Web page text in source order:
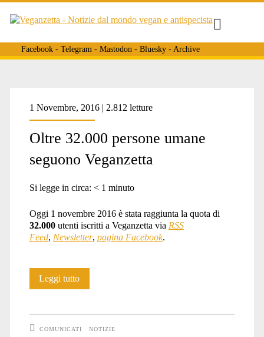
Facebook- Telegram- Mastodon- Bluesky- Archive
Tag:
<span>iscritti
veganzetta</span>
1 Novembre, 2016 | 2.812 letture
Oltre 32.000 persone umane
seguono Veganzetta
Si legge in circa: < 1 minuto
Oggi 1 novembre 2016 è stata raggiunta la quota di
32.000utenti iscritti a Veganzetta via RSS
Feed, Newsletter, pagina Facebook.
Leggi tuttoOltre
COMUNICATI NOTIZIE